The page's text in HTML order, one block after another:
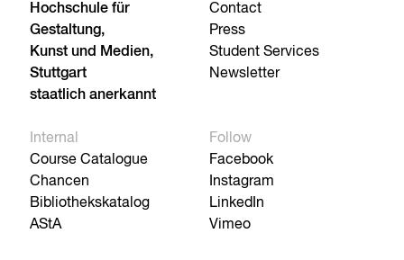
Hochschule für
Gestaltung,
Kunst und Medien,
Stuttgart
staatlich anerkannt
Contact
Press
Student Services
Newsletter
Internal
Course Catalogue
Chancen
Bibliothekskatalog
AStA
Follow
Facebook
Instagram
LinkedIn
Vimeo